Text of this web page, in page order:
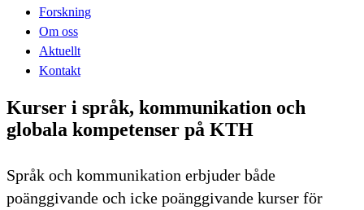
Forskning
Om oss
Aktuellt
Kontakt
Kurser i språk, kommunikation och
globala kompetenser på KTH
Språk och kommunikation erbjuder både
poänggivande och icke poänggivande kurser för